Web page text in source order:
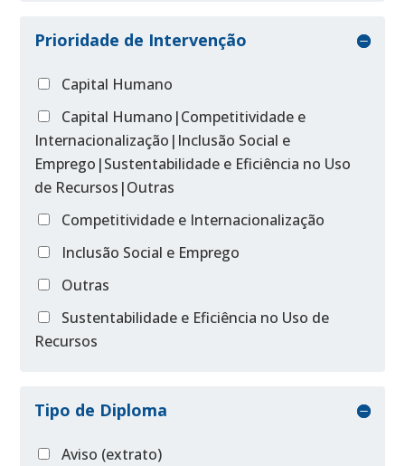
Prioridade de Intervenção
Capital Humano
Capital Humano|Competitividade e
Internacionalização|Inclusão Social e
Emprego|Sustentabilidade e Eficiência no Uso
de Recursos|Outras
Competitividade e Internacionalização
Inclusão Social e Emprego
Outras
Sustentabilidade e Eficiência no Uso de
Recursos
Tipo de Diploma
Aviso (extrato)